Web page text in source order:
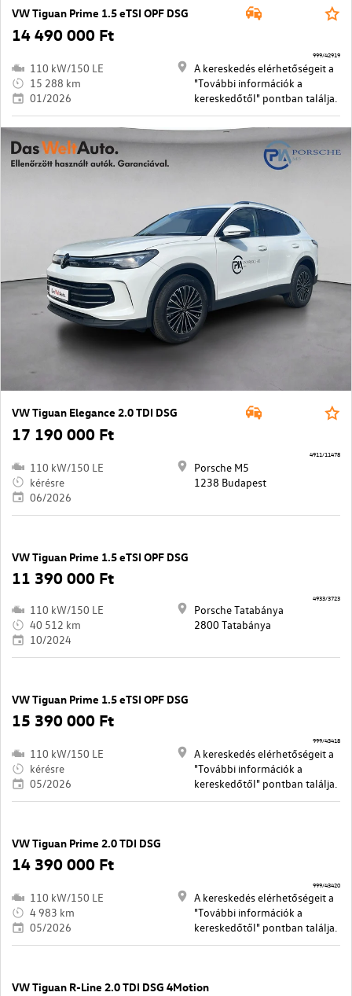
VW Tiguan Prime 1.5 eTSI OPF DSG
14 490 000 Ft
110 kW/150 LE
15 288 km
01/2026
A kereskedés elérhetőségeit a
"További információk a
kereskedőtől" pontban találja.
999/42919
VW Tiguan Elegance 2.0 TDI DSG
17 190 000 Ft
110 kW/150 LE
kérésre
06/2026
Porsche M5
1238 Budapest
4911/11478
VW Tiguan Prime 1.5 eTSI OPF DSG
11 390 000 Ft
110 kW/150 LE
40 512 km
10/2024
Porsche Tatabánya
2800 Tatabánya
4933/3723
VW Tiguan Prime 1.5 eTSI OPF DSG
15 390 000 Ft
110 kW/150 LE
kérésre
05/2026
A kereskedés elérhetőségeit a
"További információk a
kereskedőtől" pontban találja.
999/43418
VW Tiguan Prime 2.0 TDI DSG
14 390 000 Ft
110 kW/150 LE
4 983 km
05/2026
A kereskedés elérhetőségeit a
"További információk a
kereskedőtől" pontban találja.
999/43420
VW Tiguan R-Line 2.0 TDI DSG 4Motion